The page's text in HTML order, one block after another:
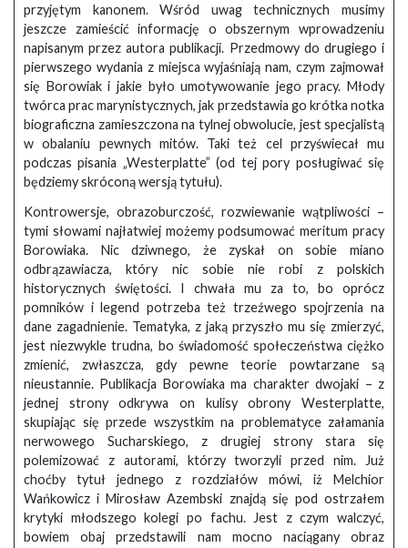
przyjętym kanonem. Wśród uwag technicznych musimy
jeszcze zamieścić informację o obszernym wprowadzeniu
napisanym przez autora publikacji. Przedmowy do drugiego i
pierwszego wydania z miejsca wyjaśniają nam, czym zajmował
się Borowiak i jakie było umotywowanie jego pracy. Młody
twórca prac marynistycznych, jak przedstawia go krótka notka
biograficzna zamieszczona na tylnej obwolucie, jest specjalistą
w obalaniu pewnych mitów. Taki też cel przyświecał mu
podczas pisania „Westerplatte” (od tej pory posługiwać się
będziemy skróconą wersją tytułu).
Kontrowersje, obrazoburczość, rozwiewanie wątpliwości –
tymi słowami najłatwiej możemy podsumować meritum pracy
Borowiaka. Nic dziwnego, że zyskał on sobie miano
odbrązawiacza, który nic sobie nie robi z polskich
historycznych świętości. I chwała mu za to, bo oprócz
pomników i legend potrzeba też trzeźwego spojrzenia na
dane zagadnienie. Tematyka, z jaką przyszło mu się zmierzyć,
jest niezwykle trudna, bo świadomość społeczeństwa ciężko
zmienić, zwłaszcza, gdy pewne teorie powtarzane są
nieustannie. Publikacja Borowiaka ma charakter dwojaki – z
jednej strony odkrywa on kulisy obrony Westerplatte,
skupiając się przede wszystkim na problematyce załamania
nerwowego Sucharskiego, z drugiej strony stara się
polemizować z autorami, którzy tworzyli przed nim. Już
choćby tytuł jednego z rozdziałów mówi, iż Melchior
Wańkowicz i Mirosław Azembski znajdą się pod ostrzałem
krytyki młodszego kolegi po fachu. Jest z czym walczyć,
bowiem obaj przedstawili nam mocno naciągany obraz